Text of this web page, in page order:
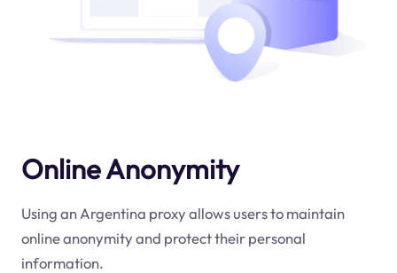
Online Anonymity
Using an Argentina proxy allows users to maintain
online anonymity and protect their personal
information.